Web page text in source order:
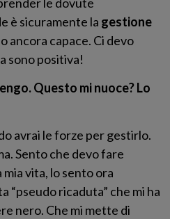
è sicuramente la gestione
ancora capace. Ci devo
sono positiva!
Questo mi nuoce? Lo
avrai le forze per gestirlo.
Sento che devo fare
vita, lo sento ora
“pseudo ricaduta” che mi ha
nero. Che mi mette di